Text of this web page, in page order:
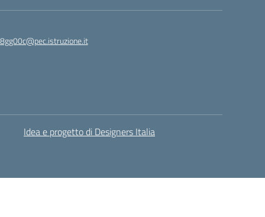
Idea e progetto di Designers Italia